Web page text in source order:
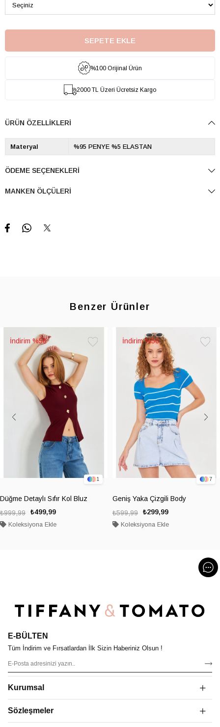
%100 Orijinal Ürün
2000 TL Üzeri Ücretsiz Kargo
ÜRÜN ÖZELLIKLERI
Materyal %95 PENYE %5 ELASTAN
ÖDEME SEÇENEKLERI
MANKEN ÖLÇÜLERI
Benzer Ürünler
1
Düğme Detaylı Sıfır Kol Bluz
₺499,99
₺999,99
Koleksiyona Ekle
%50
7
Geniş Yaka Çizgili Body
₺299,99
₺599,99
Koleksiyona Ekle
%50
E-BÜLTEN
Tüm İndirim ve Fırsatlardan İlk Sizin Haberiniz Olsun !
Kurumsal
Sözleşmeler